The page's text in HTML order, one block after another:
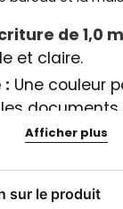
de 1,0
et claire.
: Une couleur
documents.
pour
Afficher plus
sur le produit